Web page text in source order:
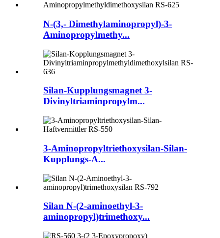
N-(3,- Dimethylaminopropyl)-3-
Aminopropylmethy...
Silan-Kupplungsmagnet 3-
Divinyltriaminpropylm...
3-Aminopropyltriethoxysilan-Silan-
Kupplungs-A...
Silan N-(2-aminoethyl-3-
aminopropyl)trimethoxy...